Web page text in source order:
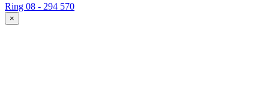
Ring 08 - 294 570
×